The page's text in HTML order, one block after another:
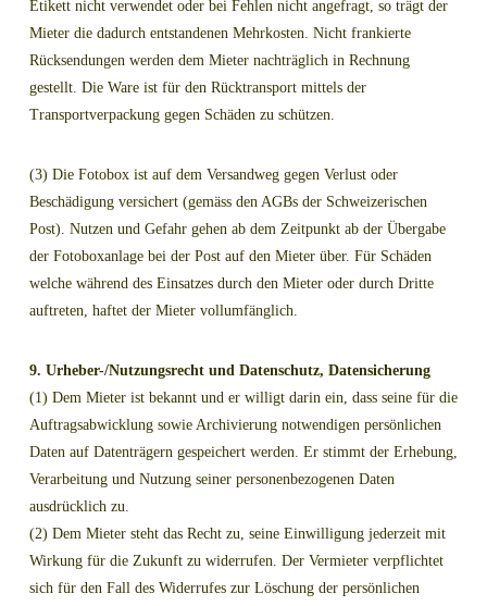
Etikett nicht verwendet oder bei Fehlen nicht angefragt, so trägt der
Mieter die dadurch entstandenen Mehrkosten. Nicht frankierte
Rücksendungen werden dem Mieter nachträglich in Rechnung
gestellt. Die Ware ist für den Rücktransport mittels der
Transportverpackung gegen Schäden zu schützen.
(3) Die Fotobox ist auf dem Versandweg gegen Verlust oder
Beschädigung versichert (gemäss den AGBs der Schweizerischen
Post). Nutzen und Gefahr gehen ab dem Zeitpunkt ab der Übergabe
der Fotoboxanlage bei der Post auf den Mieter über. Für Schäden
welche während des Einsatzes durch den Mieter oder durch Dritte
auftreten, haftet der Mieter vollumfänglich.
9. Urheber-/Nutzungsrecht und Datenschutz, Datensicherung
(1) Dem Mieter ist bekannt und er willigt darin ein, dass seine für die
Auftragsabwicklung sowie Archivierung notwendigen persönlichen
Daten auf Datenträgern gespeichert werden. Er stimmt der Erhebung,
Verarbeitung und Nutzung seiner personenbezogenen Daten
ausdrücklich zu.
(2) Dem Mieter steht das Recht zu, seine Einwilligung jederzeit mit
Wirkung für die Zukunft zu widerrufen. Der Vermieter verpflichtet
sich für den Fall des Widerrufes zur Löschung der persönlichen